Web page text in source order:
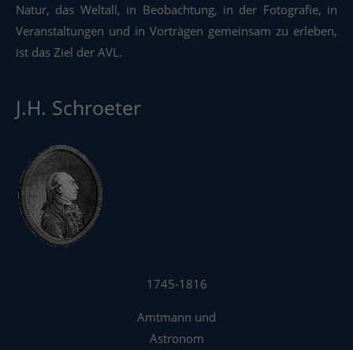
Natur, das Weltall, in Beobachtung, in der Fotografie, in
Veranstaltungen und in Vorträgen gemeinsam zu erleben,
ist das Ziel der AVL.
J.H. Schroeter
1745-1816
Amtmann und
Astronom